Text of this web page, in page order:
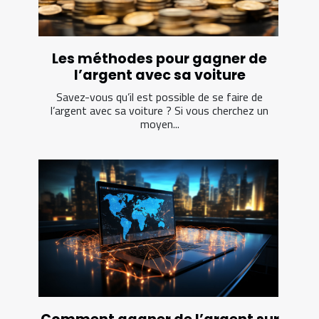
Les méthodes pour gagner de
l’argent avec sa voiture
Savez-vous qu’il est possible de se faire de
l’argent avec sa voiture ? Si vous cherchez un
moyen...